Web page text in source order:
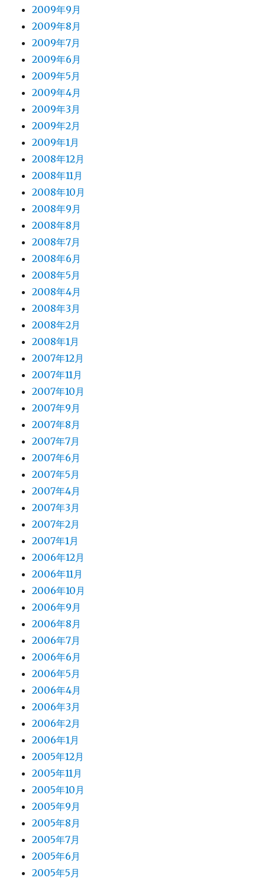
2009年9月
2009年8月
2009年7月
2009年6月
2009年5月
2009年4月
2009年3月
2009年2月
2009年1月
2008年12月
2008年11月
2008年10月
2008年9月
2008年8月
2008年7月
2008年6月
2008年5月
2008年4月
2008年3月
2008年2月
2008年1月
2007年12月
2007年11月
2007年10月
2007年9月
2007年8月
2007年7月
2007年6月
2007年5月
2007年4月
2007年3月
2007年2月
2007年1月
2006年12月
2006年11月
2006年10月
2006年9月
2006年8月
2006年7月
2006年6月
2006年5月
2006年4月
2006年3月
2006年2月
2006年1月
2005年12月
2005年11月
2005年10月
2005年9月
2005年8月
2005年7月
2005年6月
2005年5月